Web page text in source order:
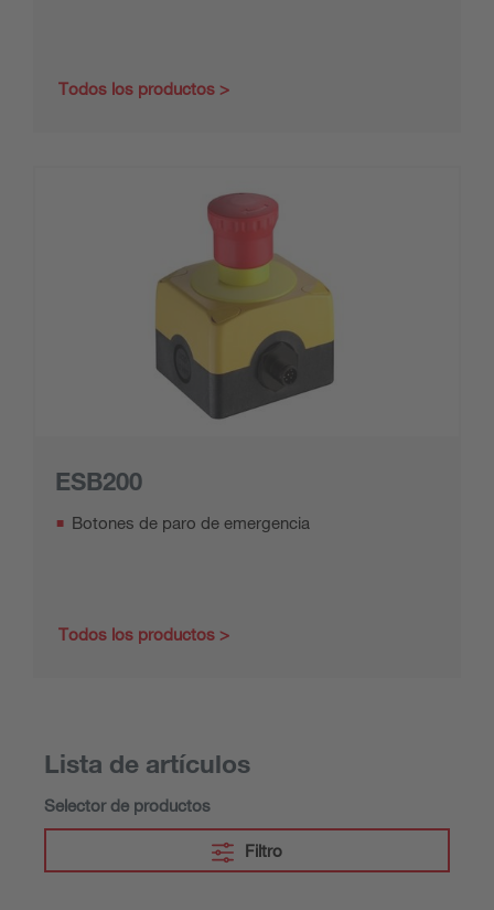
Todos los productos
ESB200
Botones de paro de emergencia
Todos los productos
Lista de artículos
Selector de productos
Filtro